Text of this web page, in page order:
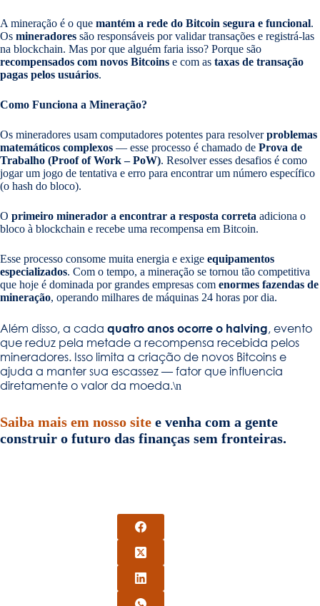
A mineração é o que mantém a rede do Bitcoin segura e funcional.
Os mineradores são responsáveis por validar transações e registrá-las
na blockchain. Mas por que alguém faria isso? Porque são
recompensados com novos Bitcoins e com as taxas de transação
pagas pelos usuários.
Como Funciona a Mineração?
Os mineradores usam computadores potentes para resolverproblemas
matemáticos complexos — esse processo é chamado de Prova de
Trabalho (Proof of Work – PoW). Resolver esses desafios é como
jogar um jogo de tentativa e erro para encontrar um número específico
(o hash do bloco).
O primeiro minerador a encontrar a resposta correta adiciona o
bloco à blockchain e recebe uma recompensa em Bitcoin.
Esse processo consome muita energia e exige equipamentos
especializados. Com o tempo, a mineração se tornou tão competitiva
que hoje é dominada por grandes empresas com enormes fazendas de
mineração, operando milhares de máquinas 24 horas por dia.
Além disso, a cada quatro anos ocorre o halving, evento
que reduz pela metade a recompensa recebida pelos
mineradores. Isso limita a criação de novos Bitcoins e
ajuda a manter sua escassez — fator que influencia
diretamente o valor da moeda.\n
Saiba mais em nosso site e venha com a gente
construir o futuro das finanças sem fronteiras.